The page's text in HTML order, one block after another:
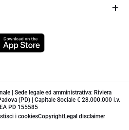
| Sede legale ed amministrativa: Riviera
(PD) | Capitale Sociale € 28.000.000 i.v.
PD 155585
i cookiesCopyrightLegal disclaimer